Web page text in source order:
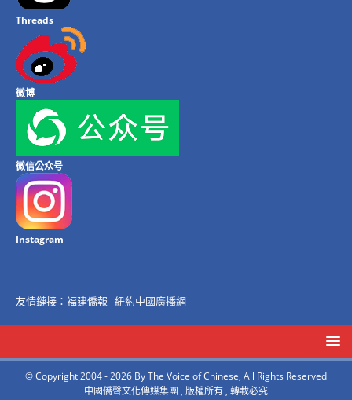
Threads
微博
微信公众号
Instagram
友情鏈接： 福建僑報 紐約中國廣播網
© Copyright 2004 - 2026 By The Voice of Chinese, All Rights Reserved
中國僑聲文化傳媒集團 , 版權所有 , 轉載必究